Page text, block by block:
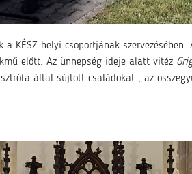
KÉSZ helyi csoportjának
előtt. Az ünnepség ideje alatt vitéz
által sújtott családokat , az